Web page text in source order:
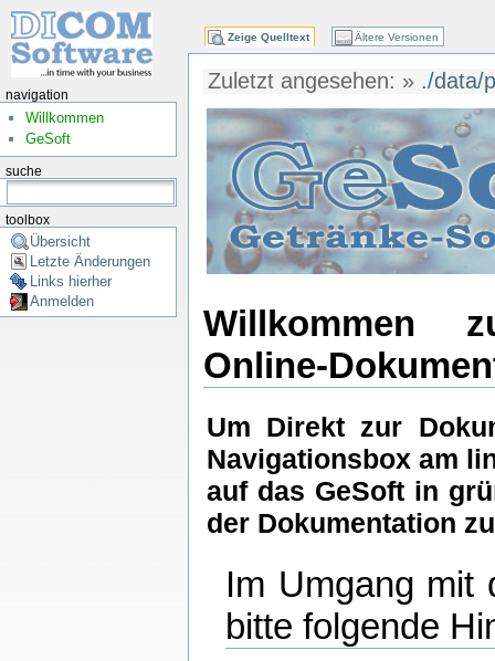
navigation
Willkommen
GeSoft
suche
toolbox
Übersicht
Letzte Änderungen
Links hierher
Anmelden
Zeige Quelltext Ältere Versionen
Zuletzt angesehen: » ./data/
Willkommen
Online-
Um Direkt zur
Navigationsbox am
auf das GeSoft in
der Dokumentation
Im Umgang mit
bitte folgende